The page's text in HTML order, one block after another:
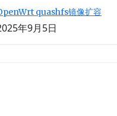
quashfs镜像扩容
年9月5日